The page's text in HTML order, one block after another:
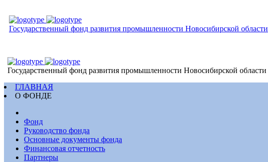
Государственный фонд развития промышленности Новосибирской области
Государственный фонд развития промышленности Новосибирской области
ГЛАВНАЯ
О ФОНДЕ
Фонд
Руководство фонда
Основные документы фонда
Финансовая отчетность
Партнеры